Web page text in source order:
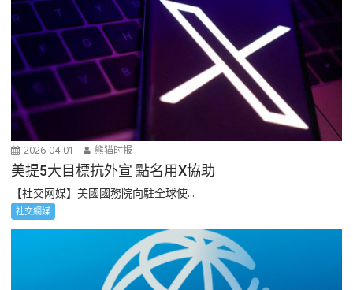
2026-04-01 熊猫时报
美提5大目標抗外宣 點名用X協助
【社交网媒】美國國務院向駐全球使...
社交網媒